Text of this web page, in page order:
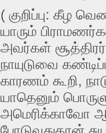
( குறிப்பு: கீழ
யாரும்
அவர்கள்
நாயுடுவை
காரணம் கூறி,
யாதெனும்
அமெரிக்காவோ